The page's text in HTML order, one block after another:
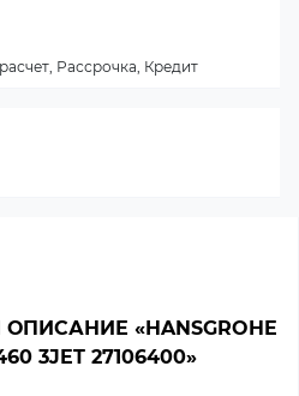
«HANSGROHE
3JET 27106400»
Рассрочка, Кредит